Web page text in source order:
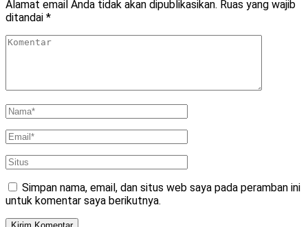
Alamat email Anda tidak akan dipublikasikan. Ruas yang wajib
ditandai *
Simpan nama, email, dan situs web saya pada peramban ini
untuk komentar saya berikutnya.